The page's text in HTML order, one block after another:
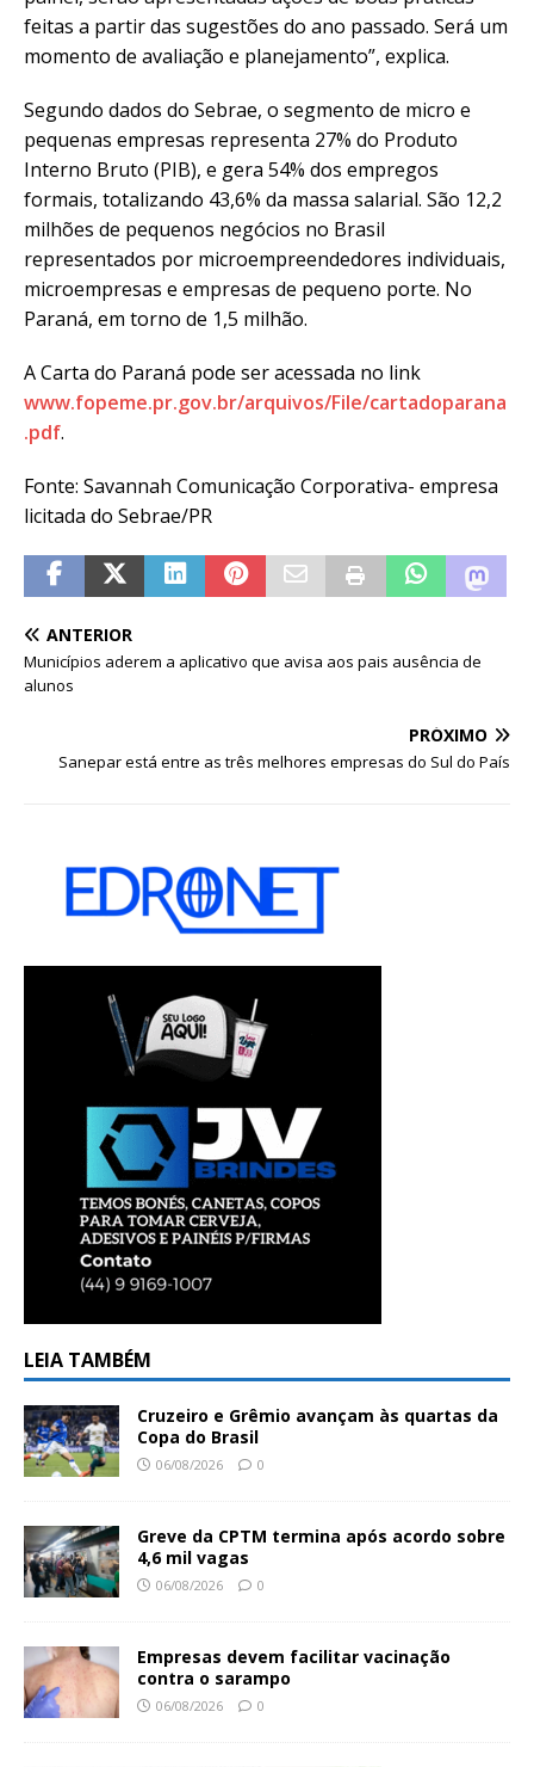
feitas a partir das sugestões do ano passado. Será um
momento de avaliação e planejamento”, explica.
Segundo dados do Sebrae, o segmento de micro e
pequenas empresas representa 27% do Produto
Interno Bruto (PIB), e gera 54% dos empregos
formais, totalizando 43,6% da massa salarial. São 12,2
milhões de pequenos negócios no Brasil
representados por microempreendedores individuais,
microempresas e empresas de pequeno porte. No
Paraná, em torno de 1,5 milhão.
A Carta do Paraná pode ser acessada no link
www.fopeme.pr.gov.br/arquivos/File/cartadoparana
.pdf.
Fonte: Savannah Comunicação Corporativa- empresa
licitada do Sebrae/PR
ANTERIOR
Municípios aderem a aplicativo que avisa aos pais ausência de
alunos
PRÓXIMO
Sanepar está entre as três melhores empresas do Sul do País
LEIA TAMBÉM
Cruzeiro e Grêmio avançam às quartas da
Copa do Brasil
06/08/2026 0
Greve da CPTM termina após acordo sobre
4,6 mil vagas
06/08/2026 0
Empresas devem facilitar vacinação
contra o sarampo
06/08/2026 0